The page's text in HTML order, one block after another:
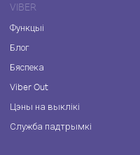
VIBER
Функцыі
Блог
Бяспека
Viber Out
Цэны на выклікі
Служба падтрымкі